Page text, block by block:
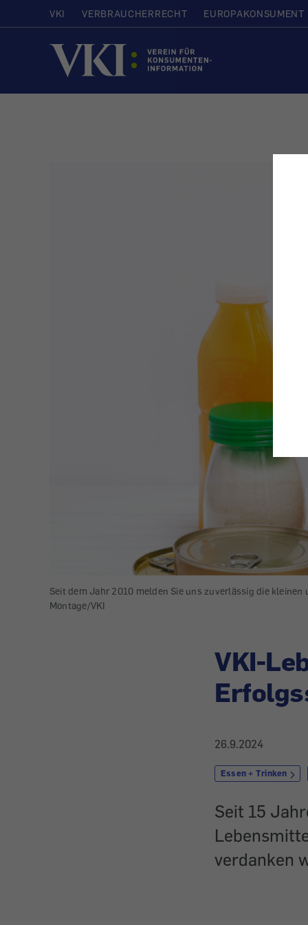
VKI VERBRAUCHERRECHT EUROPAKONSUMENT
Startseite
Seit dem Jahr 2010 melden Sie uns zuverlässig die
Montage/VKI
VKI-
26.9.2024
Essen + Trinken
Seit 15
verdanken